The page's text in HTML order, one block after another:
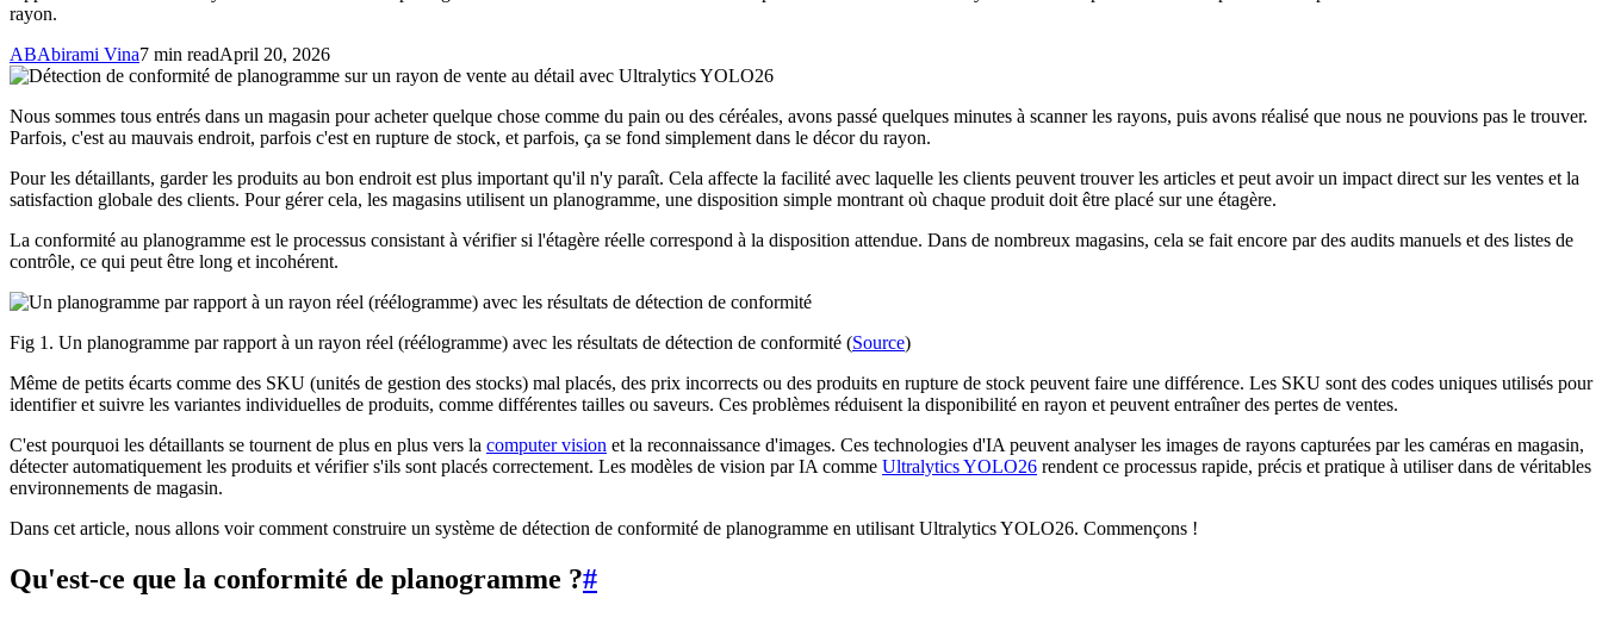
rayon.
ABAbirami Vina7 min readApril 20, 2026
Nous sommes tous entrés dans un magasin pour acheter quelque chose comme du pain ou des céréales, avons passé quelques minutes à scanner les rayons, puis avons réalisé que nous ne pouvions pas le trouver.
Parfois, c'est au mauvais endroit, parfois c'est en rupture de stock, et parfois, ça se fond simplement dans le décor du rayon.
Pour les détaillants, garder les produits au bon endroit est plus important qu'il n'y paraît. Cela affecte la facilité avec laquelle les clients peuvent trouver les articles et peut avoir un impact direct sur les ventes et la
satisfaction globale des clients. Pour gérer cela, les magasins utilisent un planogramme, une disposition simple montrant où chaque produit doit être placé sur une étagère.
La conformité au planogramme est le processus consistant à vérifier si l'étagère réelle correspond à la disposition attendue. Dans de nombreux magasins, cela se fait encore par des audits manuels et des listes de
contrôle, ce qui peut être long et incohérent.
Fig 1. Un planogramme par rapport à un rayon réel (réélogramme) avec les résultats de détection de conformité (Source)
Même de petits écarts comme des SKU (unités de gestion des stocks) mal placés, des prix incorrects ou des produits en rupture de stock peuvent faire une différence. Les SKU sont des codes uniques utilisés pour
identifier et suivre les variantes individuelles de produits, comme différentes tailles ou saveurs. Ces problèmes réduisent la disponibilité en rayon et peuvent entraîner des pertes de ventes.
C'est pourquoi les détaillants se tournent de plus en plus vers la computer vision et la reconnaissance d'images. Ces technologies d'IA peuvent analyser les images de rayons capturées par les caméras en magasin,
détecter automatiquement les produits et vérifier s'ils sont placés correctement. Les modèles de vision par IA comme Ultralytics YOLO26 rendent ce processus rapide, précis et pratique à utiliser dans de véritables
environnements de magasin.
Dans cet article, nous allons voir comment construire un système de détection de conformité de planogramme en utilisant Ultralytics YOLO26. Commençons !
Qu'est-ce que la conformité de planogramme ?#